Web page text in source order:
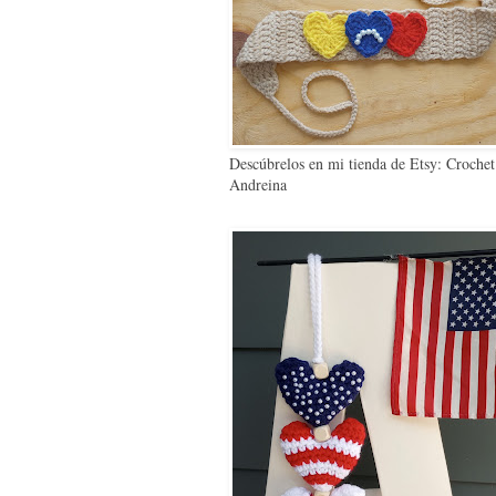
Descúbrelos en mi tienda de Etsy:
Andreina